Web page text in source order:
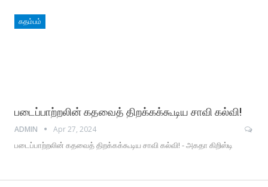
கதம்பம்
படைப்பாற்றலின் கதவைத் திறக்கக்கூடிய சாவி கல்வி!
ADMIN Apr 27, 2024
படைப்பாற்றலின் கதவைத் திறக்கக்கூடிய சாவி கல்வி! - அகதா கிறிஸ்டி